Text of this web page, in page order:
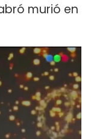
murió en